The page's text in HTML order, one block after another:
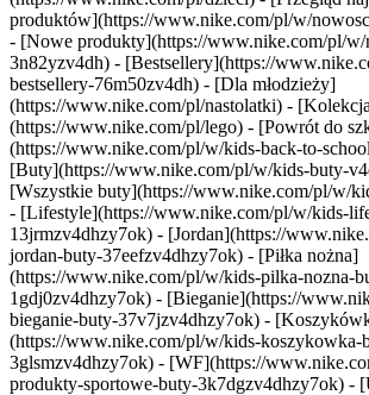
produktów](https://www.nike.com/pl/w/
- [Nowe produkty](https://www.nike.com/pl/
3n82yzv4dh) - [Bestsellery](https://
bestsellery-76m50zv4dh) - [Dla młodzieży]
(https://www.nike.com/pl/nastolatki) -
(https://www.nike.com/pl/lego) - [Powrót do
(https://www.nike.com/pl/w/kids-back-to-
[Buty](https://www.nike.com/pl/w/kids-buty-
[Wszystkie buty](https://www.nike.com/pl/w/
- [Lifestyle](https://www.nike.com/pl/w/kids-
13jrmzv4dhzy7ok) - [Jordan](https://
jordan-buty-37eefzv4dhzy7ok) - [Piłka nożna]
(https://www.nike.com/pl/w/kids-pilka-nozna-
1gdj0zv4dhzy7ok) - [Bieganie](https://
bieganie-buty-37v7jzv4dhzy7ok) -
(https://www.nike.com/pl/w/kids-koszykowka-
3glsmzv4dhzy7ok) - [WF](https://
produkty-sportowe-buty-3k7dgzv4dhzy7ok) -